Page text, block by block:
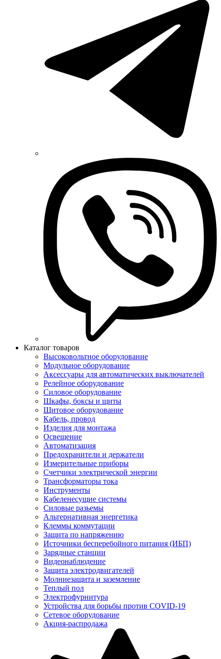
Каталог товаров
Высоковольтное оборудование
Модульное оборудование
Аксессуары для автоматических выключателей
Релейное оборудование
Силовое оборудование
Шкафы, боксы и щиты
Щитовое оборудование
Кабель, провод
Изделия для монтажа
Освещение
Автоматизация
Предохранители и держатели
Измерительные приборы
Счетчики электрической энергии
Трансформаторы тока
Инструменты
Кабеленесущие системы
Силовые разьемы
Альтернативная энергетика
Клеммы коммутации
Защита по напряжению
Источники бесперебойного питания (ИБП)
Зарядные станции
Видеонаблюдение
Защита электродвигателей
Молниезащита и заземление
Теплый пол
Электрофурнитура
Устройства для борьбы против COVID-19
Сетевое оборудование
Акция-распродажа